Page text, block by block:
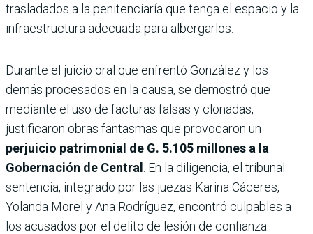
trasladados a la penitenciaría que tenga el espacio y la
infraestructura adecuada para albergarlos.
Durante el juicio oral que enfrentó González y los
demás procesados en la causa, se demostró que
mediante el uso de facturas falsas y clonadas,
justificaron obras fantasmas que provocaron un
perjuicio patrimonial de G. 5.105 millones a la
Gobernación de Central
. En la diligencia, el tribunal
sentencia, integrado por las juezas Karina Cáceres,
Yolanda Morel y Ana Rodríguez, encontró culpables a
los acusados por el delito de lesión de confianza.